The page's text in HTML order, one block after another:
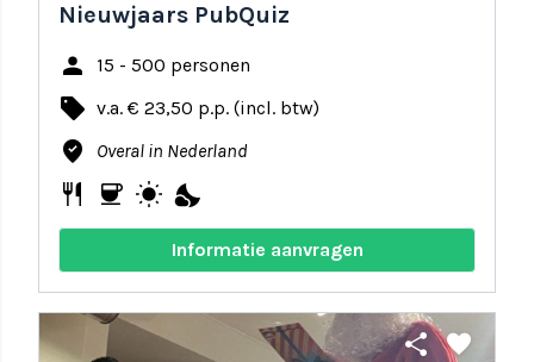
Nieuwjaars PubQuiz
person 15 - 500 personen
local_offer v.a. € 23,50 p.p. (incl. btw)
where_to_vote Overal in Nederland
restaurant coffee wb_sunny nights_stay
Informatie aanvragen
share favorite